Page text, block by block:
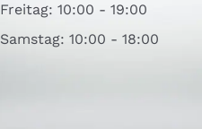
Freitag: 10:00 - 19:00
Samstag: 10:00 - 18:00